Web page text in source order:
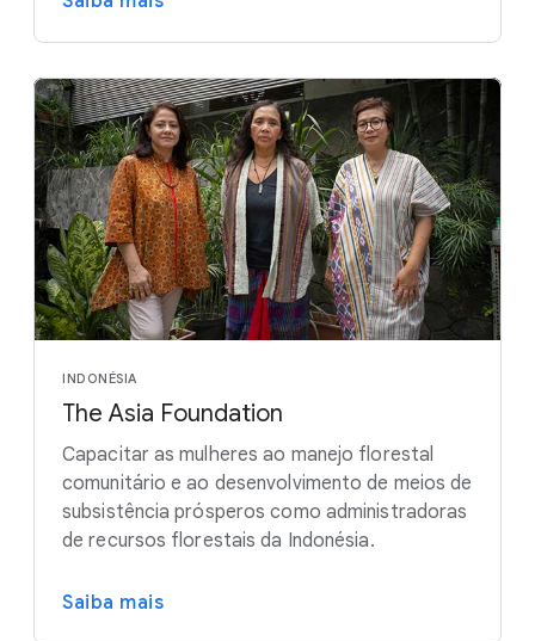
INDONÉSIA
The Asia Foundation
Capacitar as mulheres ao manejo florestal
comunitário e ao desenvolvimento de meios de
subsistência prósperos como administradoras
de recursos florestais da Indonésia.
Saiba mais